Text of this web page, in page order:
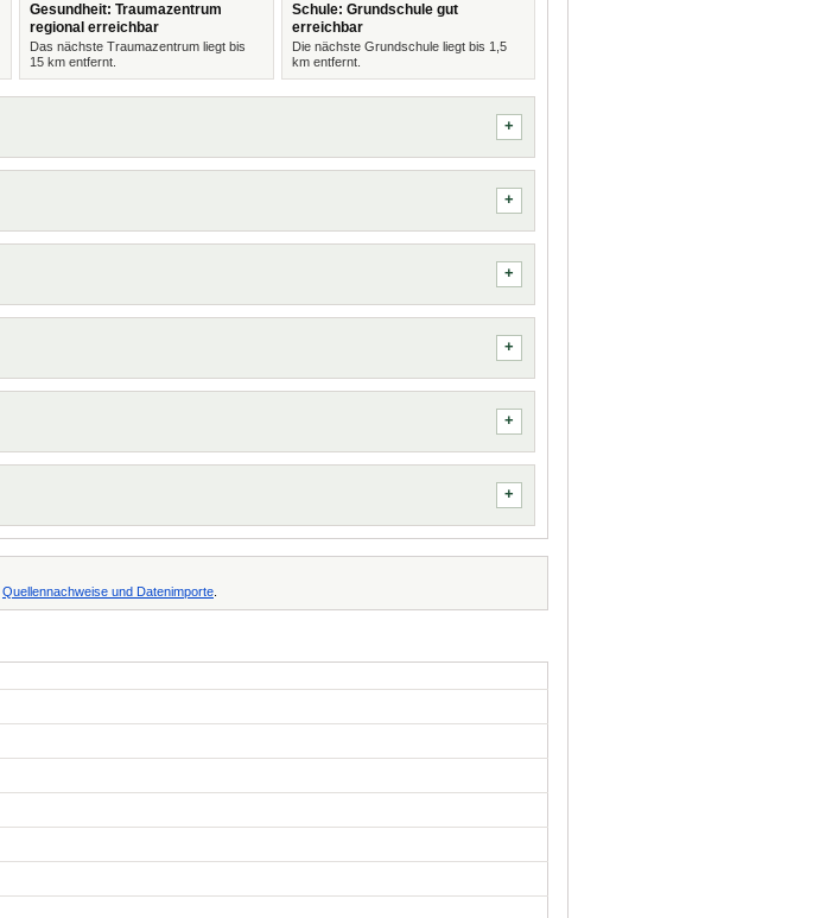
Gesundheit: Traumazentrum
regional erreichbar
Das nächste Traumazentrum liegt bis
15 km entfernt.
Schule: Grundschule gut
erreichbar
Die nächste Grundschule liegt bis 1,5
km entfernt.
Quellennachweise und Datenimporte